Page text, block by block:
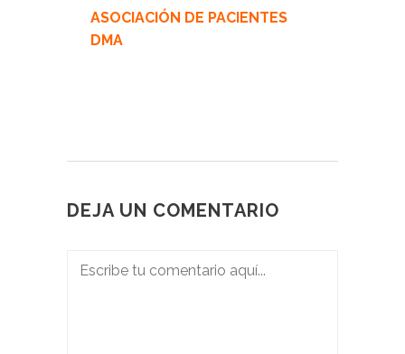
ASOCIACIÓN DE PACIENTES
DMA
DEJA UN COMENTARIO